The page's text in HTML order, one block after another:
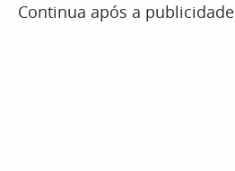
Continua após a publicidade